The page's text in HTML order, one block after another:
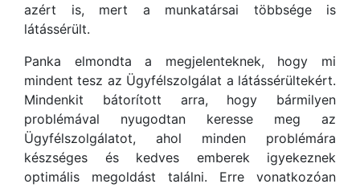
azért is, mert a munkatársai többsége is
látássérült.
Panka elmondta a megjelenteknek, hogy mi
mindent tesz az Ügyfélszolgálat a látássérültekért.
Mindenkit bátorított arra, hogy bármilyen
problémával nyugodtan keresse meg az
Ügyfélszolgálatot, ahol minden problémára
készséges és kedves emberek igyekeznek
optimális megoldást találni. Erre vonatkozóan